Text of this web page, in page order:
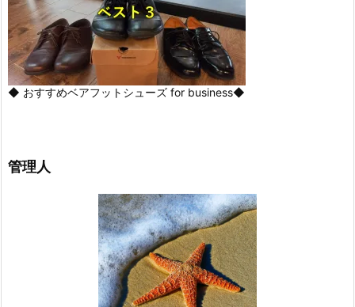
◆ おすすめベアフットシューズ for business◆
管理人